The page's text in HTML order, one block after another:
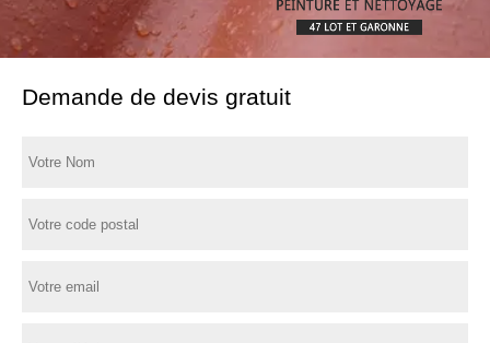
Demande de devis gratuit